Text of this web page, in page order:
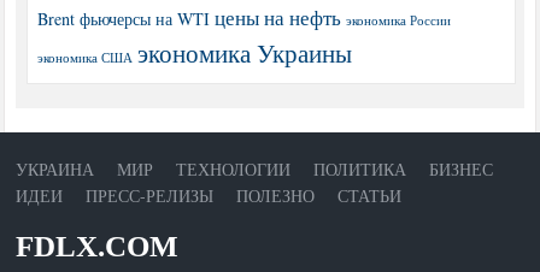
Brent фьючерсы на WTI цены на нефть экономика России
экономика США экономика Украины
УКРАИНА МИР ТЕХНОЛОГИИ ПОЛИТИКА
БИЗНЕС
ИДЕИ
ПРЕСС-РЕЛИЗЫ ПОЛЕЗНО СТАТЬИ
FDLX.COM